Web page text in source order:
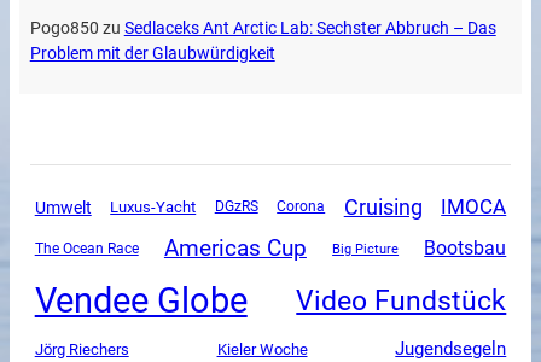
Pogo850 zu Sedlaceks Ant Arctic Lab: Sechster Abbruch – Das
Problem mit der Glaubwürdigkeit
Umwelt Luxus-Yacht DGzRS Corona Cruising IMOCA
The Ocean Race Americas Cup Big Picture Bootsbau
Vendee Globe Video Fundstück
Jörg Riechers Kieler Woche Jugendsegeln